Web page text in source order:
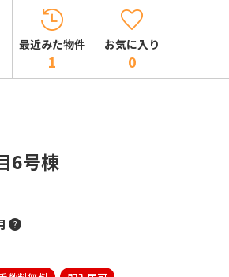
最近みた物件
1
お気に入り
0
6号棟